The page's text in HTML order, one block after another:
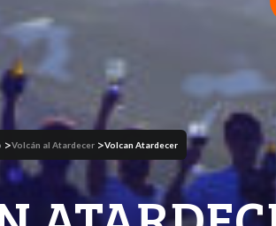
>Volcán al Atardecer >Volcan Atardecer